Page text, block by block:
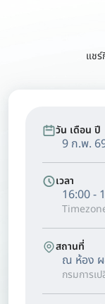
แช
วัน เดือน ปี
9 ก.พ.
เวลา
16:00 -
สถานที่
ณ ห้อง
กรมการเ